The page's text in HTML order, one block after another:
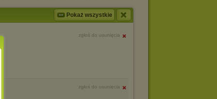
Pokaż wszystkie
zgłoś do usunięcia
zgłoś do usunięcia